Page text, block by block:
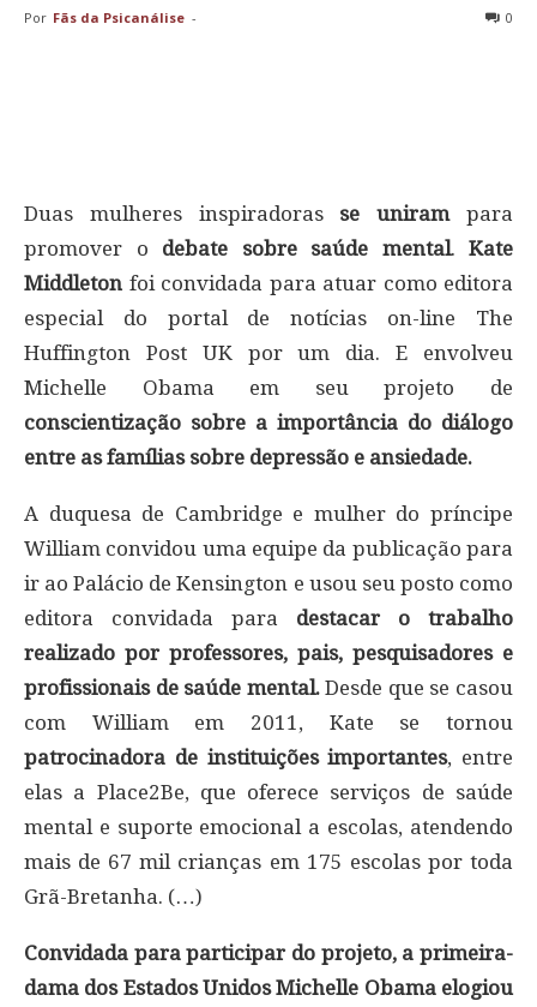
Por Fãs da Psicanálise - 0
Duas mulheres inspiradoras se unirampara
promover o debate sobre saúde mental. Kate
Middleton foi convidada para atuar como editora
especial do portal de notícias on-line The
Huffington Post UK por um dia. E envolveu
Michelle Obama em seu projeto de
conscientização sobre a importância do diálogo
entre as famílias sobre depressão e ansiedade.
A duquesa de Cambridge e mulher do príncipe
William convidou uma equipe da publicação para
ir ao Palácio de Kensington e usou seu posto como
editora convidada para destacar o trabalho
realizado por professores, pais, pesquisadores e
profissionais de saúde mental.Desde que se casou
com William em 2011, Kate se tornou
patrocinadora de instituições importantes, entre
elas a Place2Be, que oferece serviços de saúde
mental e suporte emocional a escolas, atendendo
mais de 67 mil crianças em 175 escolas por toda
Grã-Bretanha. (…)
Convidada para participar do projeto, a primeira-
dama dos Estados Unidos Michelle Obama elogiou